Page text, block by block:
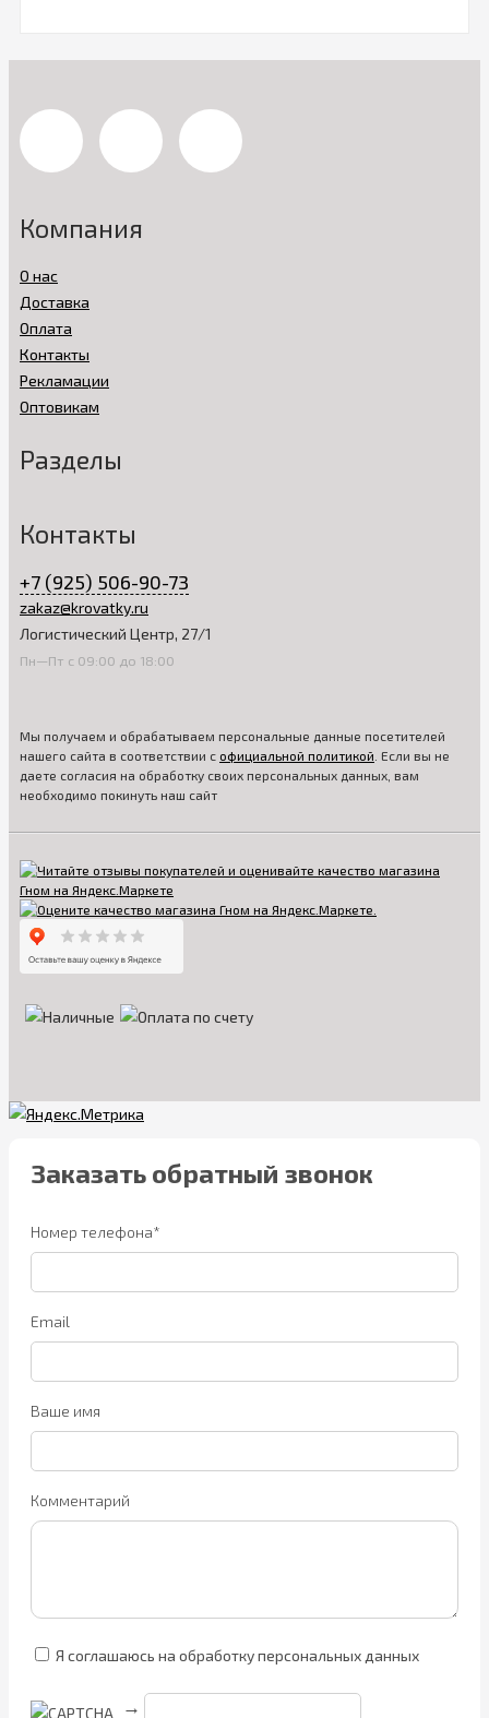
современным нормам безопасности. Приобретая вещи для
малыша на распродаже, вы экономите денежные средства
без ущерба для качества товаров. Сэкономленные деньги
можно потратить на предметы ухода за малышом.
расходы первое время будут немалые. Мы предлагаем
которые смогут отлично послужить вам, не теряя
эксплуатационных качеств в течение всего периода
Заказывая товары в нашем интернет-магазине, вы
получаете доставку на выгодных условиях. Каждая из
подробным описанием. Вы можете изучить его, чтобы
покупке. При появлении каких-либо вопросов о качестве
товара или проблемах с оформлением покупки вы можете
Компания
О нас
Доставка
Оплата
Контакты
Рекламации
Оптовикам
Разделы
Контакты
+7 (925) 506-90-73
zakaz@krovatky.ru
Логистический Центр, 27/1
Пн—Пт с 09:00 до 18:00
Мы получаем и обрабатываем персональные данные посетителей
нашего сайта в соответствии с официальной политикой . Если вы не
даете согласия на обработку своих персональных данных, вам
необходимо покинуть наш сайт
Заказать обратный звонок
Номер телефона*
Email
Ваше имя
Комментарий
Я соглашаюсь на обработку персональных данных
→